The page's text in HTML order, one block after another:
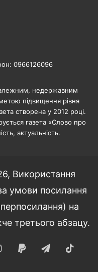
0966126096
недержавним
підвищення рівня
створена у 2012 році.
газета «Слово про
актуальність.
Використання
умови посилання
на
третього абзацу.
Instagram
Paypal Telegram